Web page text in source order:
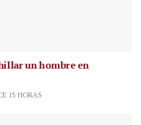
un hombre en
15 HORAS